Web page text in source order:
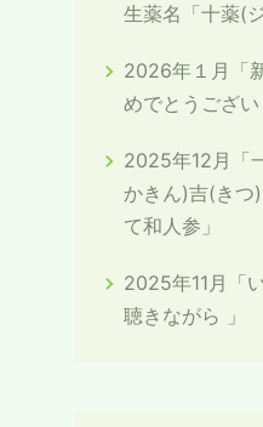
生薬名「十薬(
2026年１月「
めでとうござい
2025年12月「
かきん)吉(きつ
て和人参」
2025年11月「
聴きながら 」